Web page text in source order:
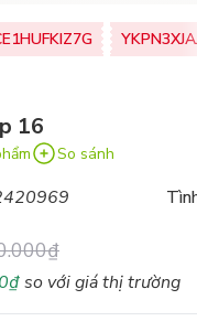
16
So sánh
so với giá thị trường